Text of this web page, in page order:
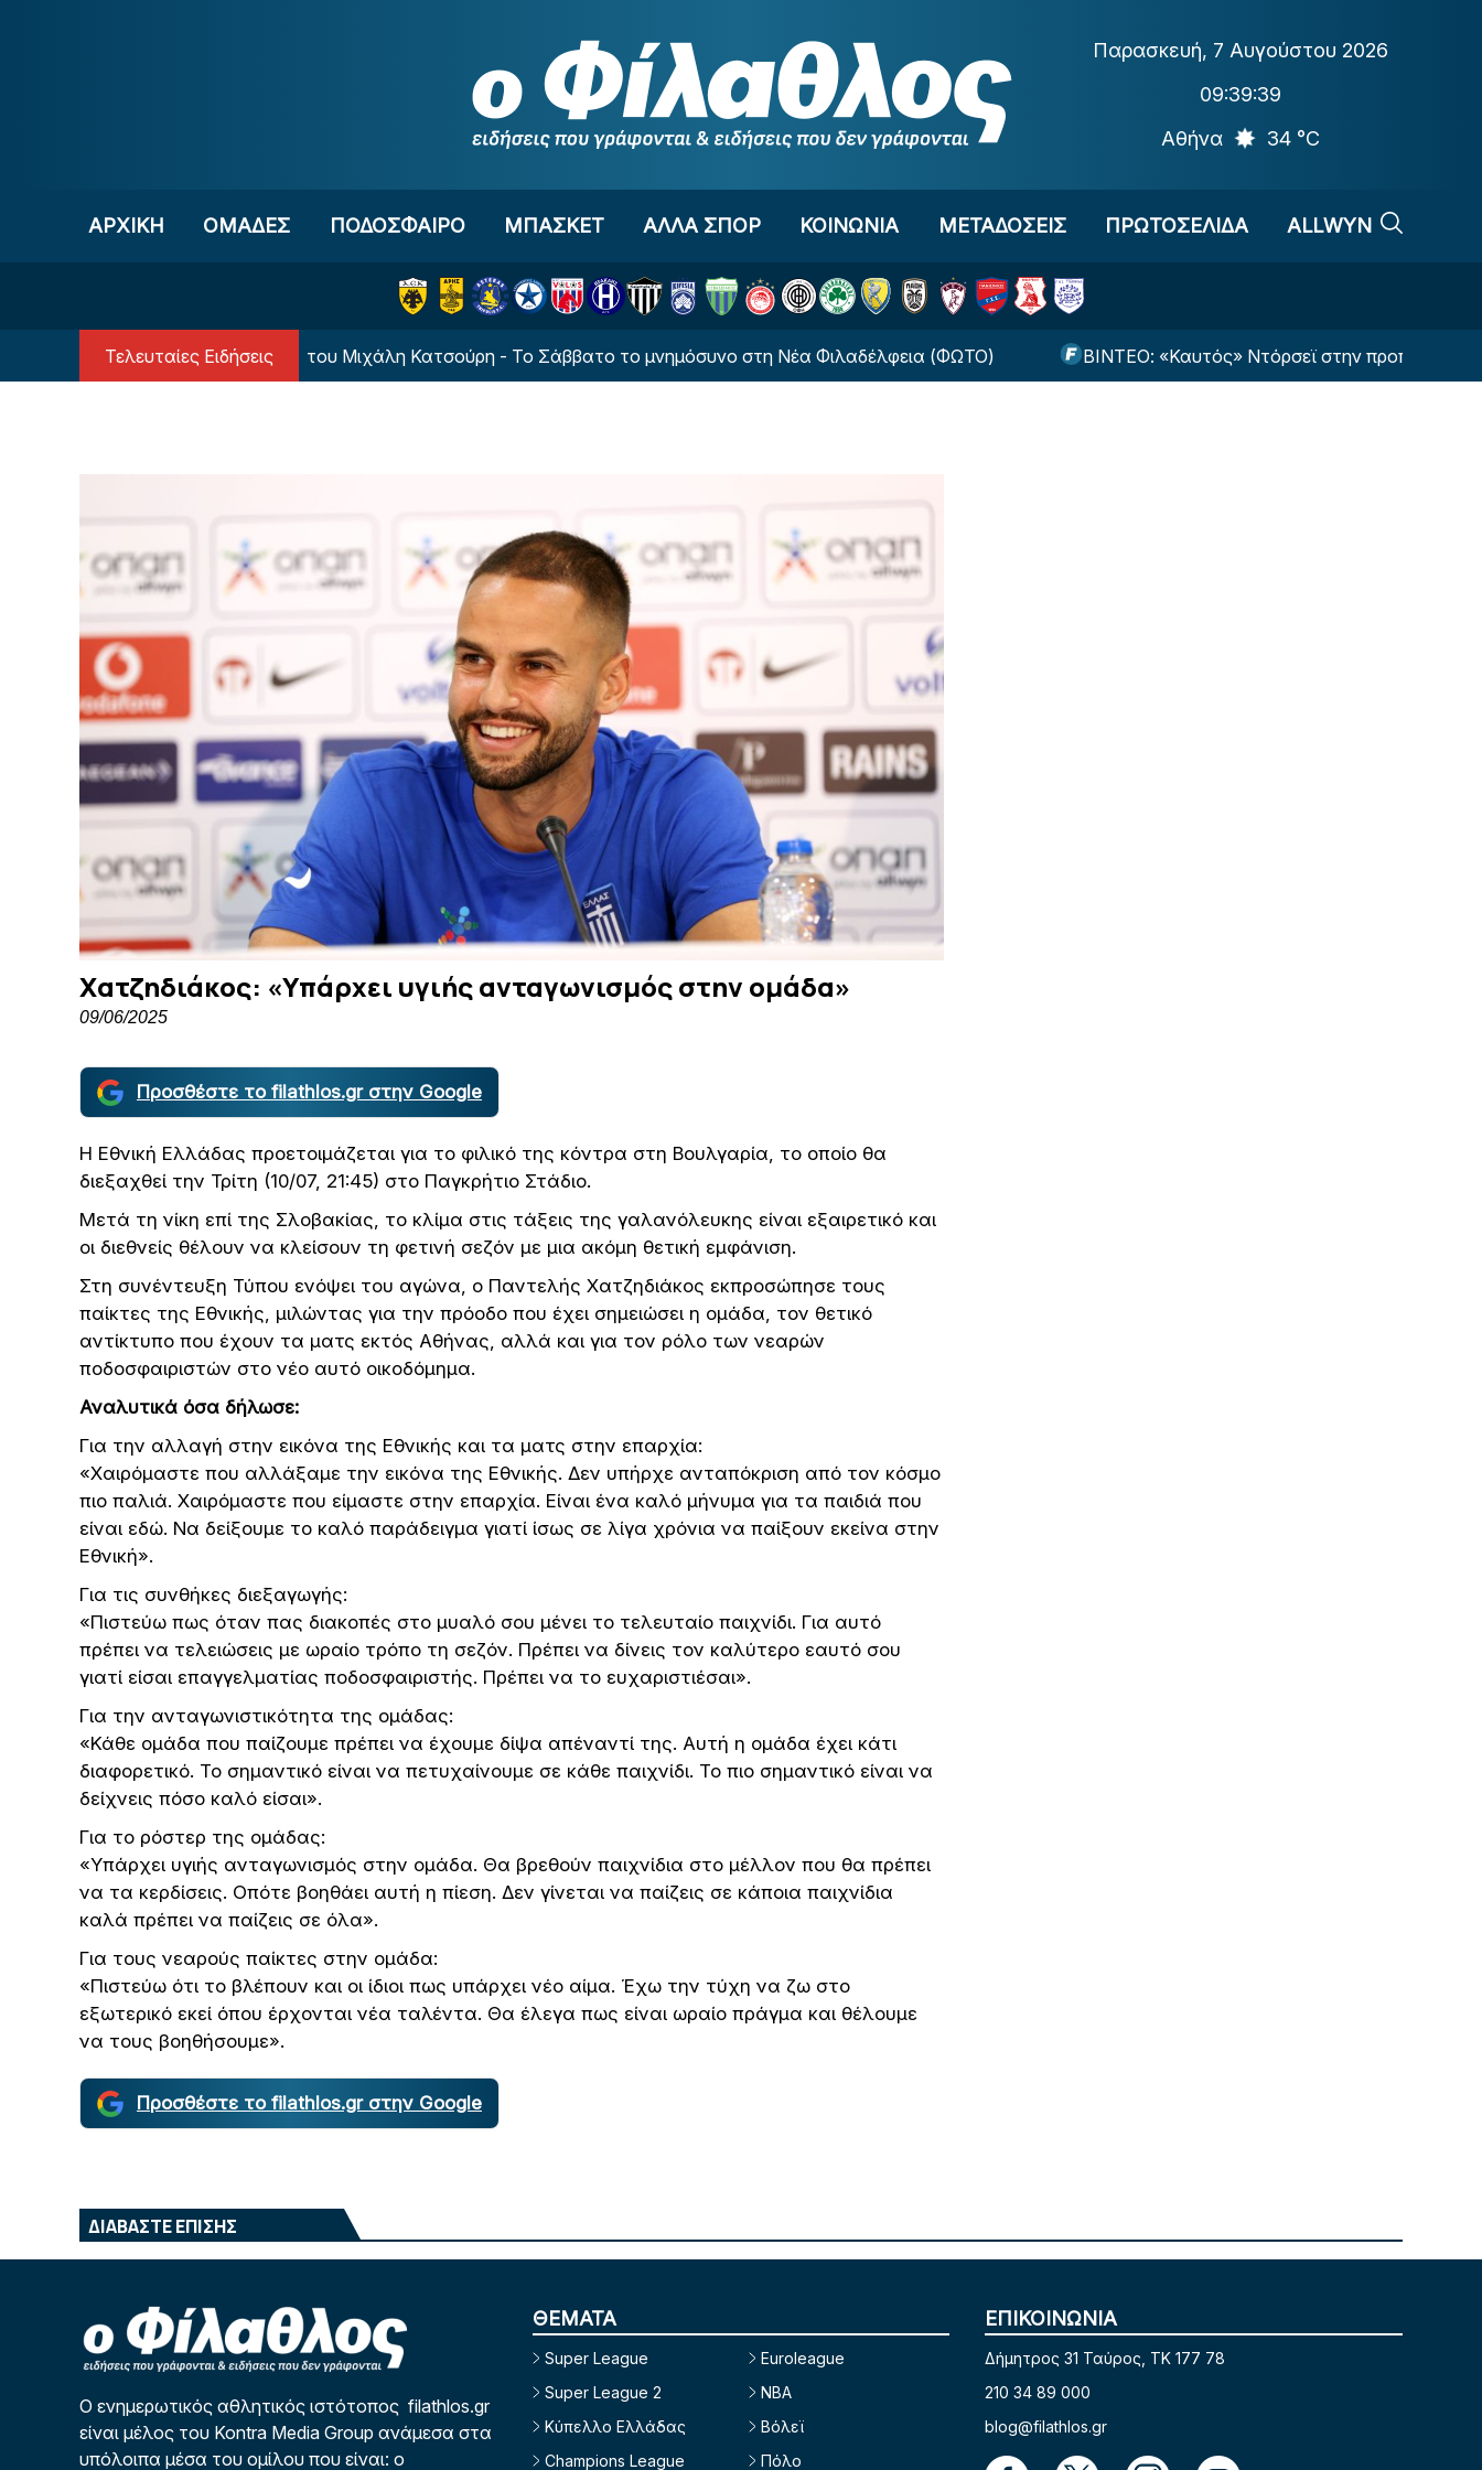
Παρασκευή, 7 Αυγούστου 2026
09:39:40
Αθήνα
34 °C
ΑΡΧΙΚΗ OΜΑΔΕΣ ΠΟΔΟΣΦΑΙΡΟ ΜΠΑΣΚΕΤ ΑΛΛΑ ΣΠΟΡ ΚΟΙΝΩΝΙΑ ΜΕΤΑΔΟΣΕΙΣ ΠΡΩΤΟΣΕΛΙΔΑ ALLWYN
Τελευταίες Ειδήσεις
χρόνια από τη δολοφονία του Μιχάλη Κατσούρη - Το Σάββατο το μνημόσυνο στη Νέα Φιλαδέλφεια (ΦΩΤΟ) ΒΙΝΤΕΟ: «Καυτός» Ντόρσεϊ στην προπόνηση με 93%
Χατζηδιάκος: «Υπάρχει υγιής ανταγωνισμός στην ομάδα»
09/06/2025
Προσθέστε το filathlos.gr στην Google
Η Εθνική Ελλάδας προετοιμάζεται για το φιλικό της κόντρα στη Βουλγαρία, το οποίο θα
διεξαχθεί την Τρίτη (10/07, 21:45) στο Παγκρήτιο Στάδιο.
Μετά τη νίκη επί της Σλοβακίας, το κλίμα στις τάξεις της γαλανόλευκης είναι εξαιρετικό και
οι διεθνείς θέλουν να κλείσουν τη φετινή σεζόν με μια ακόμη θετική εμφάνιση.
Στη συνέντευξη Τύπου ενόψει του αγώνα, ο Παντελής Χατζηδιάκος εκπροσώπησε τους
παίκτες της Εθνικής, μιλώντας για την πρόοδο που έχει σημειώσει η ομάδα, τον θετικό
αντίκτυπο που έχουν τα ματς εκτός Αθήνας, αλλά και για τον ρόλο των νεαρών
ποδοσφαιριστών στο νέο αυτό οικοδόμημα.
Αναλυτικά όσα δήλωσε:
Για την αλλαγή στην εικόνα της Εθνικής και τα ματς στην επαρχία:
«Χαιρόμαστε που αλλάξαμε την εικόνα της Εθνικής. Δεν υπήρχε ανταπόκριση από τον κόσμο
πιο παλιά. Χαιρόμαστε που είμαστε στην επαρχία. Είναι ένα καλό μήνυμα για τα παιδιά που
είναι εδώ. Να δείξουμε το καλό παράδειγμα γιατί ίσως σε λίγα χρόνια να παίξουν εκείνα στην
Εθνική».
Για τις συνθήκες διεξαγωγής:
«Πιστεύω πως όταν πας διακοπές στο μυαλό σου μένει το τελευταίο παιχνίδι. Για αυτό
πρέπει να τελειώσεις με ωραίο τρόπο τη σεζόν. Πρέπει να δίνεις τον καλύτερο εαυτό σου
γιατί είσαι επαγγελματίας ποδοσφαιριστής. Πρέπει να το ευχαριστιέσαι».
Για την ανταγωνιστικότητα της ομάδας:
«Κάθε ομάδα που παίζουμε πρέπει να έχουμε δίψα απέναντί της. Αυτή η ομάδα έχει κάτι
διαφορετικό. Το σημαντικό είναι να πετυχαίνουμε σε κάθε παιχνίδι. Το πιο σημαντικό είναι να
δείχνεις πόσο καλό είσαι».
Για το ρόστερ της ομάδας:
«Υπάρχει υγιής ανταγωνισμός στην ομάδα. Θα βρεθούν παιχνίδια στο μέλλον που θα πρέπει
να τα κερδίσεις. Οπότε βοηθάει αυτή η πίεση. Δεν γίνεται να παίζεις σε κάποια παιχνίδια
καλά πρέπει να παίζεις σε όλα».
Για τους νεαρούς παίκτες στην ομάδα:
«Πιστεύω ότι το βλέπουν και οι ίδιοι πως υπάρχει νέο αίμα. Έχω την τύχη να ζω στο
εξωτερικό εκεί όπου έρχονται νέα ταλέντα. Θα έλεγα πως είναι ωραίο πράγμα και θέλουμε
να τους βοηθήσουμε».
Προσθέστε το filathlos.gr στην Google
ΔΙΑΒΑΣΤΕ ΕΠΙΣΗΣ
Ο ενημερωτικός αθλητικός ιστότοπος filathlos.gr
είναι μέλος του Kontra Media Group ανάμεσα στα
υπόλοιπα μέσα του ομίλου που είναι: ο
ΘΕΜΑΤΑ
Super League
Super League 2
Κύπελλο Ελλάδας
Champions League
Euroleague
NBA
Βόλεϊ
Πόλο
ΕΠΙΚΟΙΝΩΝΙΑ
Δήμητρος 31 Ταύρος, TK 177 78
210 34 89 000
blog@filathlos.gr